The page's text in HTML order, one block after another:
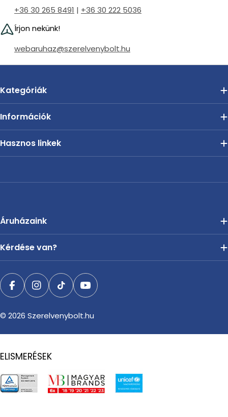
+36 30 265 8491 | +36 30 222 5036
Írjon nekünk!
webaruhaz@szerelvenybolt.hu
Kategóriák
Információk
Hasznos linkek
Áruházaink
Kérdése van?
FacebookInstagram
TikTokYouTube
© 2026 Szerelvenybolt.hu
ELISMERÉSEK